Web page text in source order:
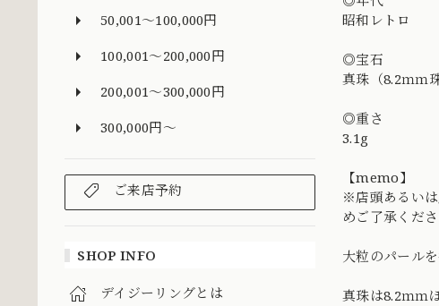
50,001～100,000円
100,001～200,000円
200,001～300,000円
300,000円～
ご来店予約
SHOP INFO
デイジーリングとは
昭和レトロ
◎宝石
真珠（8.2ｍｍ珠
◎重さ
3.1g
【memo】
※店頭あるい
めご了承くださ
大粒のパール
真珠は8.2ｍｍ